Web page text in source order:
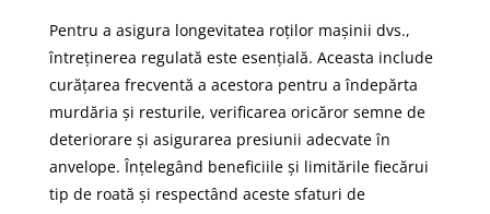
Pentru a asigura longevitatea roților mașinii dvs.,
întreținerea regulată este esențială. Aceasta include
curățarea frecventă a acestora pentru a îndepărta
murdăria și resturile, verificarea oricăror semne de
deteriorare și asigurarea presiunii adecvate în
anvelope. Înțelegând beneficiile și limitările fiecărui
tip de roată și respectând aceste sfaturi de